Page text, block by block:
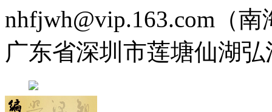
nhfjwh@vip.163.com（南
广东省深圳市莲塘仙湖弘